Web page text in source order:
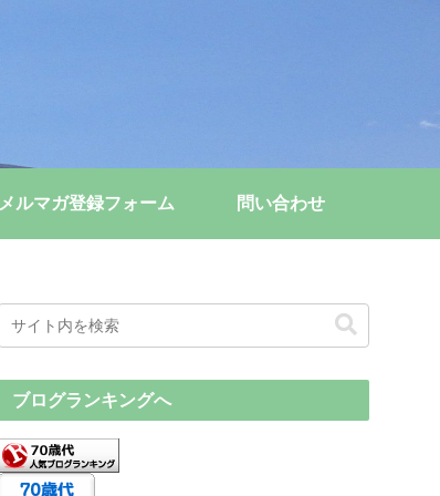
メルマガ登録フォーム 問い合わせ
ブログランキングへ